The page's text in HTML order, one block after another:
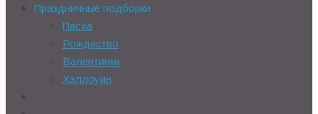
Праздничные подборки
Пасха
Рождество
Валентинки
Хэллоуин